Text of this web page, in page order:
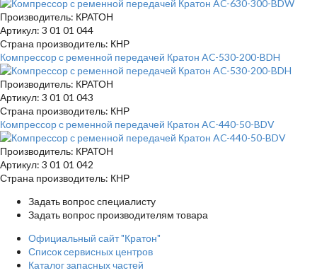
Производитель: КРАТОН
Артикул: 3 01 01 044
Страна производитель: КНР
Компрессор с ременной передачей Кратон AC-530-200-BDH
Производитель: КРАТОН
Артикул: 3 01 01 043
Страна производитель: КНР
Компрессор с ременной передачей Кратон AC-440-50-BDV
Производитель: КРАТОН
Артикул: 3 01 01 042
Страна производитель: КНР
Задать вопрос специалисту
Задать вопрос производителям товара
Официальный сайт "Кратон"
Список сервисных центров
Каталог запасных частей